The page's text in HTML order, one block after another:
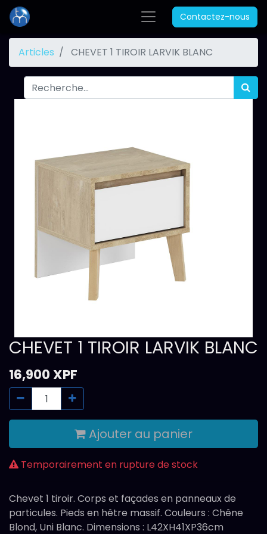
Contactez-nous
Articles CHEVET 1 TIROIR LARVIK BLANC
CHEVET 1 TIROIR LARVIK BLANC
16,900XPF
Ajouter au panier
Temporairement en rupture de stock
Chevet 1 tiroir. Corps et façades en panneaux de
particules. Pieds en hêtre massif. Couleurs : Chêne
Blond, Uni Blanc. Dimensions : L42XH41XP36cm